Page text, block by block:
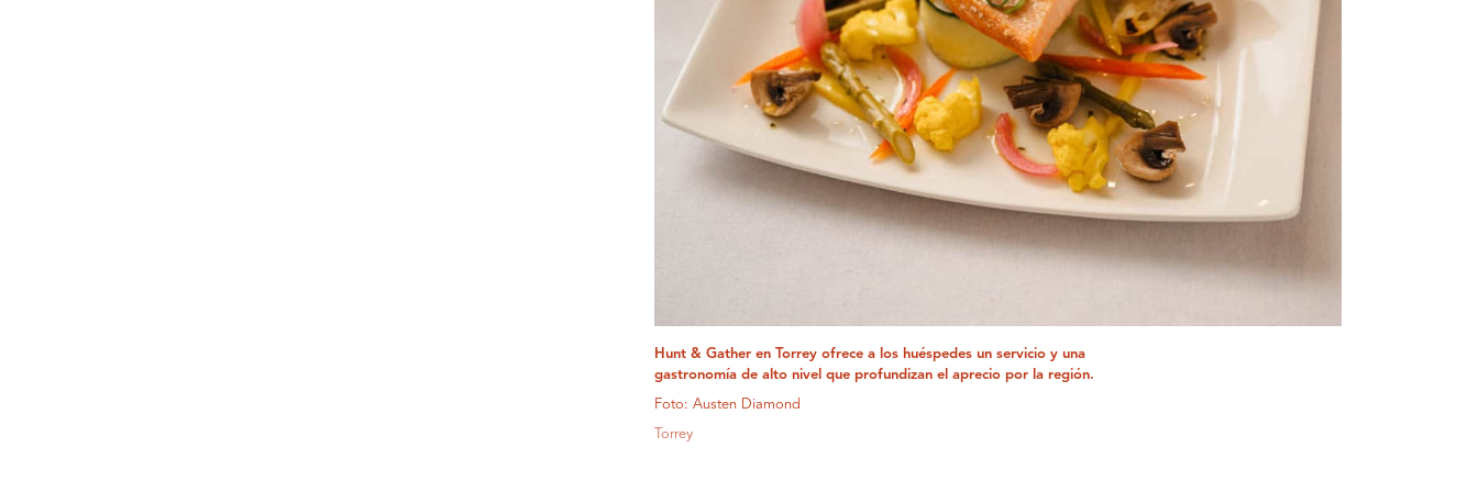
Hunt & Gather en Torrey ofrece a los huéspedes un servicio y una
gastronomía de alto nivel que profundizan el aprecio por la región.
Foto: Austen Diamond
Torrey